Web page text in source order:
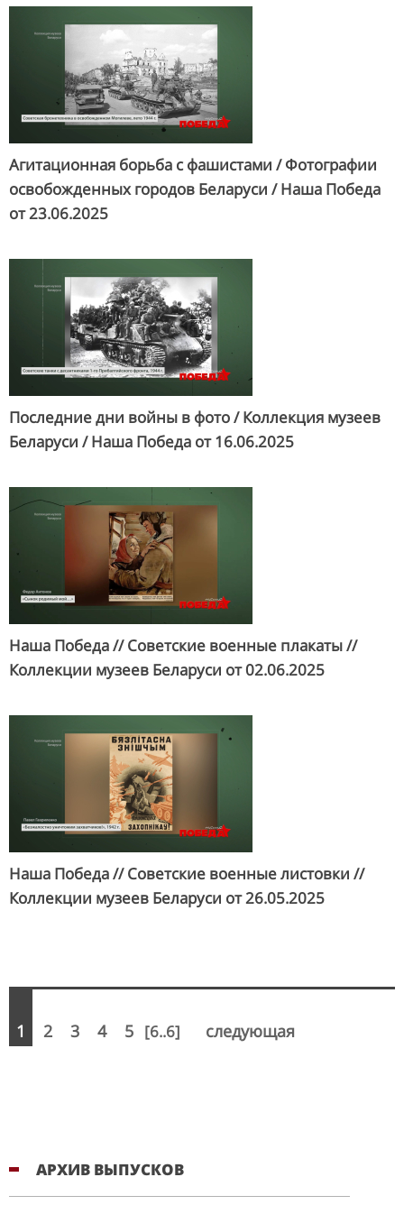
АРХИВ ВЫПУСКОВ
Агитационная борьба с фашистами / Фотографии
освобожденных городов Беларуси / Наша Победа
от23.06.2025
Последние дни войны в фото / Коллекция музеев
Беларуси / Наша Победа от16.06.2025
Наша Победа // Советские военные плакаты //
Коллекции музеев Беларуси от02.06.2025
Наша Победа // Советские военные листовки //
Коллекции музеев Беларуси от26.05.2025
1 2 3 4 5 [6..6] следующая